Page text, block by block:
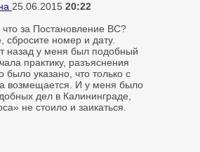
25.06.2015 20:22
за Постановление ВС?
сбросите номер и дату.
назад у меня был подобный
практику, разъяснения
было указано, что только с
возмещается. И у меня было
дел в Калининграде,
не стоило и заикаться.